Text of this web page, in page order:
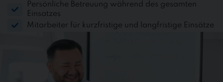
Persönliche Betreuung während des gesamten
Einsatzes
Mitarbeiter für kurzfristige und langfristige Einsätze